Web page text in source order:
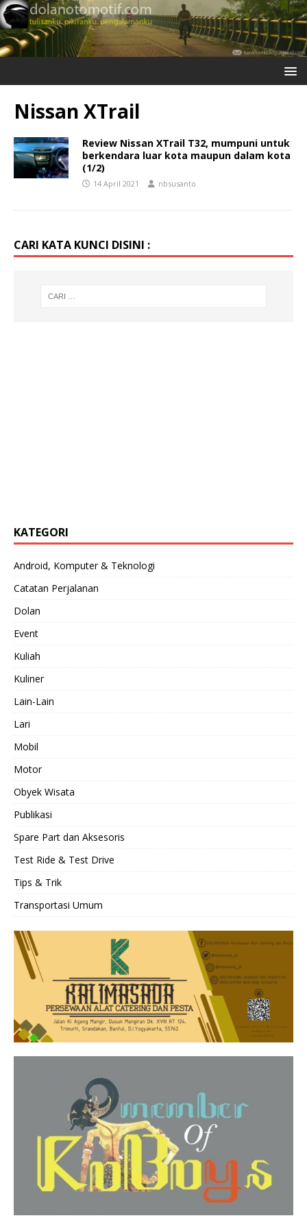
Nissan XTrail
Review Nissan XTrail T32, mumpuni untuk
berkendara luar kota maupun dalam kota
(1/2)
14 April 2021 nbsusanto
CARI KATA KUNCI DISINI :
KATEGORI
Android, Komputer & Teknologi
Catatan Perjalanan
Dolan
Event
Kuliah
Kuliner
Lain-Lain
Lari
Mobil
Motor
Obyek Wisata
Publikasi
Spare Part dan Aksesoris
Test Ride & Test Drive
Tips & Trik
Transportasi Umum